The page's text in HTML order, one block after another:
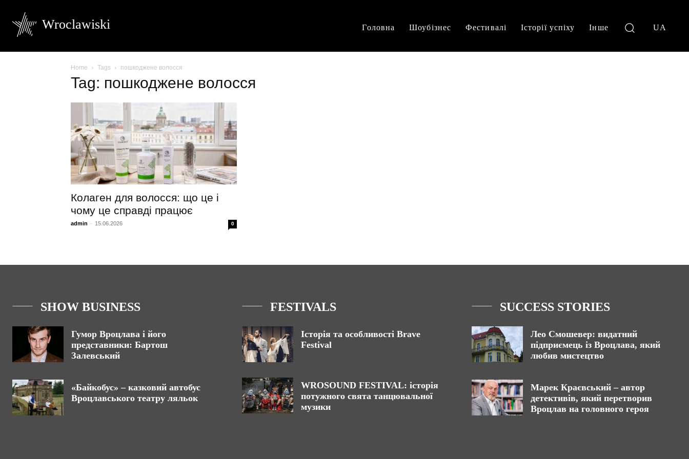
Wroclawiski Головна Шоубізнес Фестивалі Історії успіху Інше UA
Home Tags пошкоджене волосся
Tag: пошкоджене волосся
Колаген для волосся: що це і
чому це справді працює
admin - 15.06.2026 0
SHOW BUSINESS
Гумор Вроцлава і його
представники: Бартош
Залевський
«Байкобус» – казковий автобус
Вроцлавського театру ляльок
FESTIVALS
Історія та особливості Brave
Festival
WROSOUND FESTIVAL: історія
потужного свята танцювальної
музики
SUCCESS STORIES
Лео Смошевер: видатний
підприємець із Вроцлава, який
любив мистецтво
Марек Краєвський – автор
детективів, який перетворив
Вроцлав на головного героя